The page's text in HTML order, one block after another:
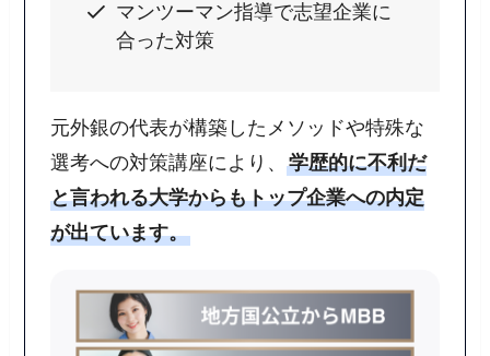
マンツーマン指導で志望企業に
合った対策
元外銀の代表が構築したメソッドや特殊な
選考への対策講座により、 学歴的に不利だ
と言われる大学からもトップ企業への内定
が出ています。